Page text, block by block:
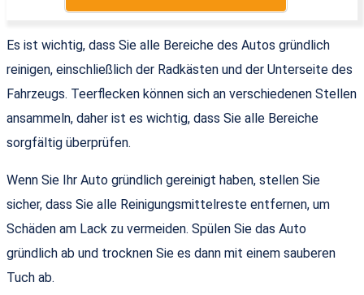
Es ist wichtig, dass Sie alle Bereiche des Autos gründlich
reinigen, einschließlich der Radkästen und der Unterseite des
Fahrzeugs. Teerflecken können sich an verschiedenen Stellen
ansammeln, daher ist es wichtig, dass Sie alle Bereiche
sorgfältig überprüfen.
Wenn Sie Ihr Auto gründlich gereinigt haben, stellen Sie
sicher, dass Sie alle Reinigungsmittelreste entfernen, um
Schäden am Lack zu vermeiden. Spülen Sie das Auto
gründlich ab und trocknen Sie es dann mit einem sauberen
Tuch ab.